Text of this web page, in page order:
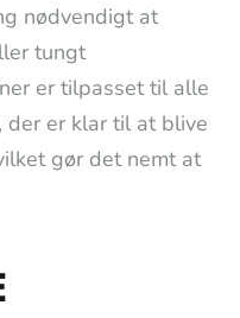
nødvendigt at
tungt
er tilpasset til alle
der er klar til at blive
gør det nemt at